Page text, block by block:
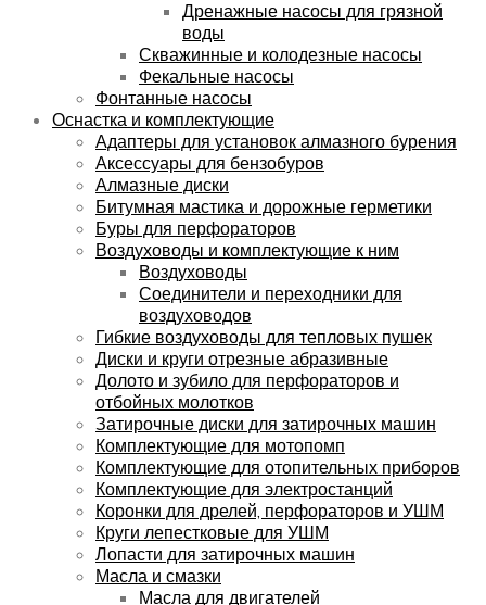
Дренажные насосы для грязной
воды
Скважинные и колодезные насосы
Фекальные насосы
Фонтанные насосы
Оснастка и комплектующие
Адаптеры для установок алмазного бурения
Аксессуары для бензобуров
Алмазные диски
Битумная мастика и дорожные герметики
Буры для перфораторов
Воздуховоды и комплектующие к ним
Воздуховоды
Соединители и переходники для
воздуховодов
Гибкие воздуховоды для тепловых пушек
Диски и круги отрезные абразивные
Долото и зубило для перфораторов и
отбойных молотков
Затирочные диски для затирочных машин
Комплектующие для мотопомп
Комплектующие для отопительных приборов
Комплектующие для электростанций
Коронки для дрелей, перфораторов и УШМ
Круги лепестковые для УШМ
Лопасти для затирочных машин
Масла и смазки
Масла для двигателей